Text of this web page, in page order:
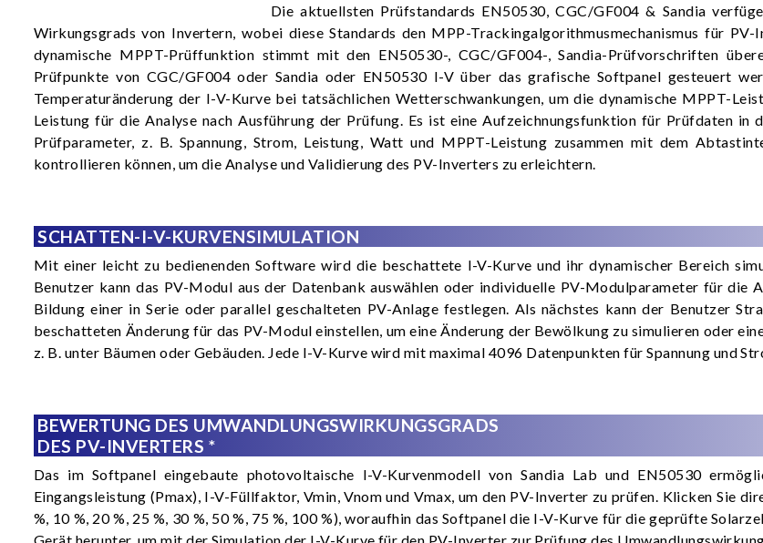
Die aktuellsten Prüfstandards EN50530, CGC/GF004 & Sandia
Wirkungsgrads von Invertern, wobei diese Standards den MPP-Trackingalgorithmusmechanismus für
dynamische MPPT-Prüffunktion stimmt mit den EN50530-, CGC/GF004-, Sandia-Prüfvorschriften
Prüfpunkte von CGC/GF004 oder Sandia oder EN50530 I-V über das grafische Softpanel gesteuert
Temperaturänderung der I-V-Kurve bei tatsächlichen Wetterschwankungen, um die dynamische MPPT-
Leistung für die Analyse nach Ausführung der Prüfung. Es ist eine Aufzeichnungsfunktion für Prüfdaten
Prüfparameter, z. B. Spannung, Strom, Leistung, Watt und MPPT-Leistung zusammen mit dem
kontrollieren können, um die Analyse und Validierung des PV-Inverters zu erleichtern.
SCHATTEN-I-V-KURVENSIMULATION
Mit einer leicht zu bedienenden Software wird die beschattete I-V-Kurve und ihr dynamischer Bereich
Benutzer kann das PV-Modul aus der Datenbank auswählen oder individuelle PV-Modulparameter für die
Bildung einer in Serie oder parallel geschalteten PV-Anlage festlegen. Als nächstes kann der Benutzer
beschatteten Änderung für das PV-Modul einstellen, um eine Änderung der Bewölkung zu simulieren oder
z. B. unter Bäumen oder Gebäuden. Jede I-V-Kurve wird mit maximal 4096 Datenpunkten für Spannung und
BEWERTUNG DES UMWANDLUNGSWIRKUNGSGRADS
DES PV-INVERTERS *
Das im Softpanel eingebaute photovoltaische I-V-Kurvenmodell von Sandia Lab und EN50530
Eingangsleistung (Pmax), I-V-Füllfaktor, Vmin, Vnom und Vmax, um den PV-Inverter zu prüfen. Klicken Sie
%, 10 %, 20 %, 25 %, 30 %, 50 %, 75 %, 100 %), woraufhin das Softpanel die I-V-Kurve für die geprüfte